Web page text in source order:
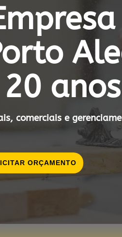
20
comerciais e
ORÇAMENTO